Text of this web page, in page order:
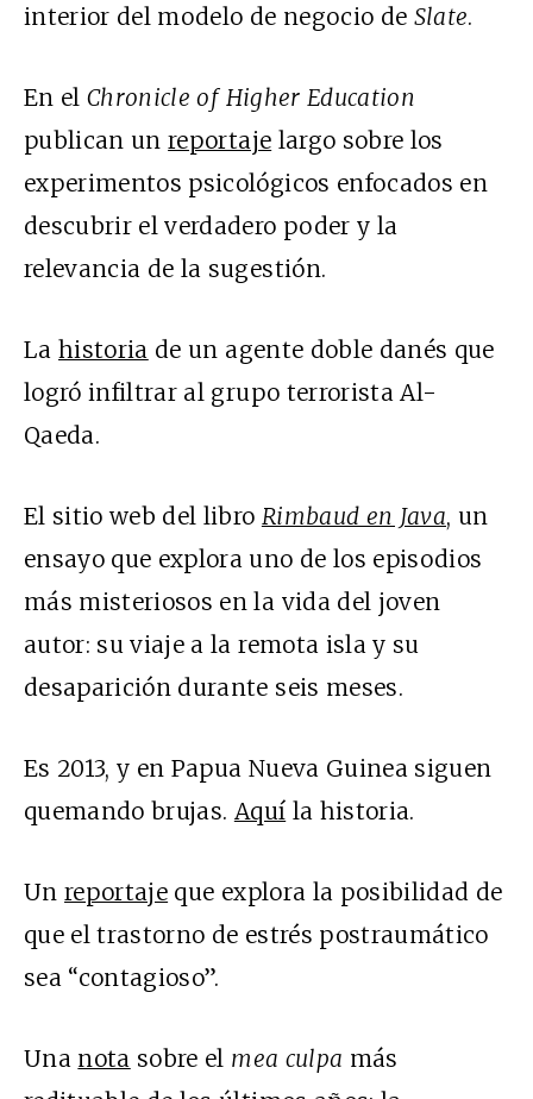
interior del modelo de negocio de Slate.
En elChronicle of Higher Education
publican unreportaje largo sobre los
experimentos psicológicos enfocados en
descubrir el verdadero poder y la
relevancia de la sugestión.
Lahistoria de un agente doble danés que
logró infiltrar al grupo terrorista Al-
Qaeda.
El sitio web del libro Rimbaud en Java, un
ensayo que explora uno de los episodios
más misteriosos en la vida del joven
autor: su viaje a la remota isla y su
desaparición durante seis meses.
Es 2013, y en Papua Nueva Guinea siguen
quemando brujas. Aquí la historia.
Unreportaje que explora la posibilidad de
que el trastorno de estrés postraumático
sea “contagioso”.
Una nota sobre el mea culpa más